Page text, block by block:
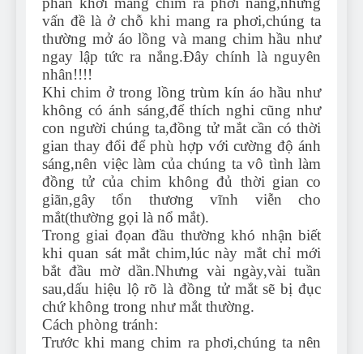
vấn đề là ở chỗ khi mang ra phơi,chúng ta
thường mở áo lồng và mang chim hầu như
ngay lập tức ra nắng.Đây chính là nguyên
nhân!!!!
Khi chim ở trong lồng trùm kín áo hầu như
không có ánh sáng,để thích nghi cũng như
con người chúng ta,đồng tử mắt cần có thời
gian thay đổi để phù hợp với cường độ ánh
sáng,nên việc làm của chúng ta vô tình làm
đồng tử của chim không đủ thời gian co
giãn,gây tổn thương vĩnh viễn cho
mắt(thường gọi là nổ mắt).
Trong giai đọan đầu thường khó nhận biết
khi quan sát mắt chim,lúc này mắt chỉ mới
bắt đầu mờ dần.Nhưng vài ngày,vài tuần
sau,dấu hiệu lộ rõ là đồng tử mắt sẽ bị đục
chứ không trong như mắt thường.
Cách phòng tránh:
Trước khi mang chim ra phơi,chúng ta nên